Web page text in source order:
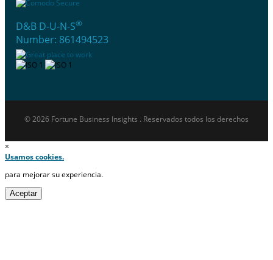
D&B D-U-N-S®
Number: 861494523
© 2026 Fortune Business Insights . Reservados todos los derechos
×
Usamos cookies.
para mejorar su experiencia.
Aceptar